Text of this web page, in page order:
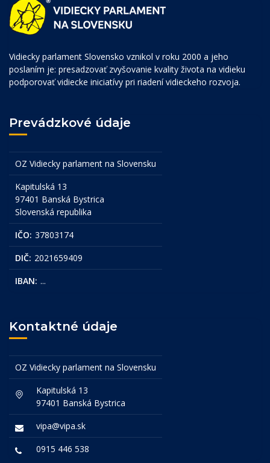
Vidiecky parlament Slovensko vznikol v roku 2000 a jeho
poslaním je: presadzovať zvyšovanie kvality života na vidieku
podporovať vidiecke iniciatívy pri riadení vidieckeho rozvoja.
Prevádzkové údaje
OZ Vidiecky parlament na Slovensku
Kapitulská 13
97401 Banská Bystrica
Slovenská republika
IČO: 37803174
DIČ: 2021659409
IBAN: ...
Kontaktné údaje
OZ Vidiecky parlament na Slovensku
Kapitulská 13
97401 Banská Bystrica
vipa@vipa.sk
0915 446 538